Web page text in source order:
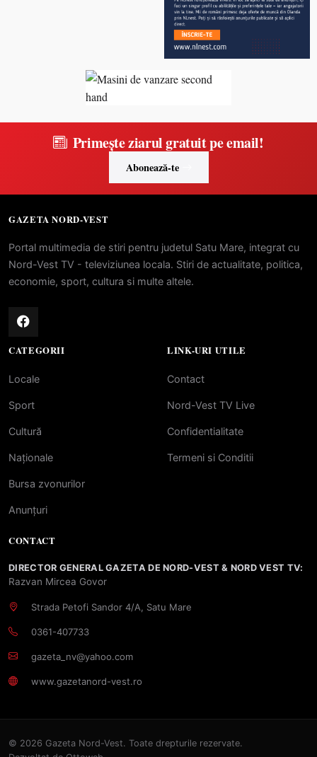
Primește ziarul gratuit pe email!
Abonează-te
GAZETA NORD-VEST
Portal multimedia de stiri pentru judetul Satu Mare, integrat cu
Nord-Vest TV - televiziunea locala. Stiri de actualitate, politica,
economie, sport, cultura si multe altele.
CATEGORII
Locale
Sport
Cultură
Naționale
Bursa zvonurilor
Anunțuri
LINK-URI UTILE
Contact
Nord-Vest TV Live
Confidentialitate
Termeni si Conditii
CONTACT
DIRECTOR GENERAL GAZETA DE NORD-VEST & NORD VEST TV:
Razvan Mircea Govor
Strada Petofi Sandor 4/A, Satu Mare
0361-407733
gazeta_nv@yahoo.com
www.gazetanord-vest.ro
© 2026 Gazeta Nord-Vest. Toate drepturile rezervate.